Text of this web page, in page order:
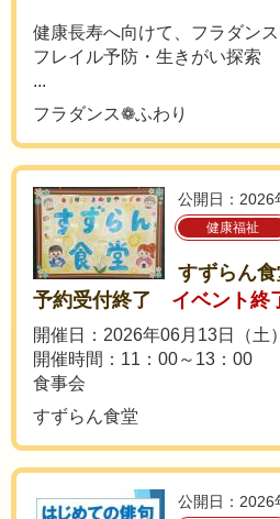
健康長寿へ向けて、フラダン
フレイル予防・生きがい探索
...
フラダンス❁ふわり
公開日：2026
健康福祉
すずらん
予約受付終了
イベント終
開催日：2026年06月13日（土）
開催時間：11：00～13：00
食事会
すずらん食堂
公開日：2026